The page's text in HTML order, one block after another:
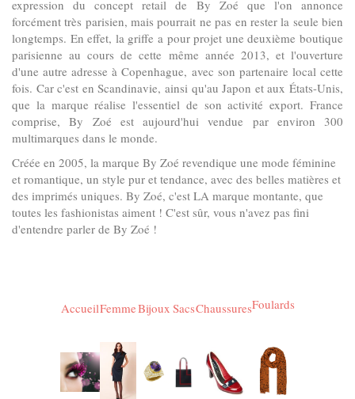
expression du concept retail de By Zoé que l'on annonce
forcément très parisien, mais pourrait ne pas en rester la seule bien
longtemps. En effet, la griffe a pour projet une deuxième boutique
parisienne au cours de cette même année 2013, et l'ouverture
d'une autre adresse à Copenhague, avec son partenaire local cette
fois. Car c'est en Scandinavie, ainsi qu'au Japon et aux États-Unis,
que la marque réalise l'essentiel de son activité export. France
comprise, By Zoé est aujourd'hui vendue par environ 300
multimarques dans le monde.
Créée en 2005, la marque By Zoé revendique une mode féminine
et romantique, un style pur et tendance, avec des belles matières et
des imprimés uniques. By Zoé, c'est LA marque montante, que
toutes les fashionistas aiment ! C'est sûr, vous n'avez pas fini
d'entendre parler de By Zoé !
AccueilFemmeBijoux SacsChaussuresFoulards